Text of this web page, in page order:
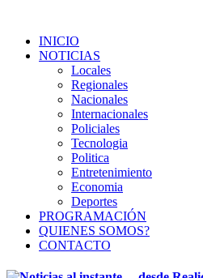
INICIO
NOTICIAS
Locales
Regionales
Nacionales
Internacionales
Policiales
Tecnologia
Politica
Entretenimiento
Economia
Deportes
PROGRAMACIÓN
QUIENES SOMOS?
CONTACTO